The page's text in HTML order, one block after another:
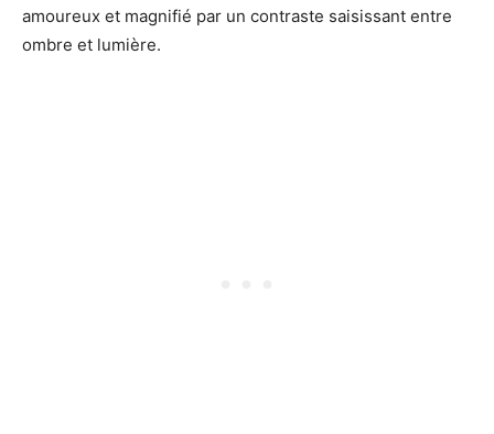
amoureux et magnifié par un contraste saisissant entre
ombre et lumière.